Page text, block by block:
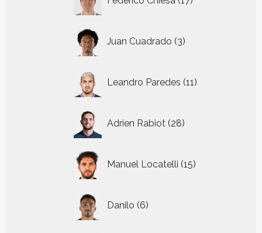
producten
Juan Cuadrado 3
producten
Leandro Paredes 11
producten
Adrien Rabiot 28
producten
Manuel Locatelli 15
producten
Danilo 6
producten